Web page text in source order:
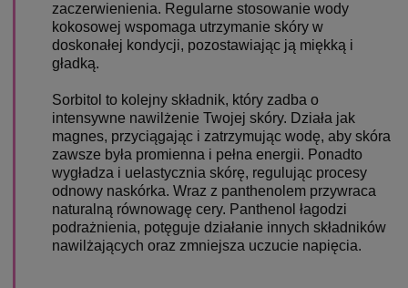
zaczerwienienia. Regularne stosowanie wody
kokosowej wspomaga utrzymanie skóry w
doskonałej kondycji, pozostawiając ją miękką i
gładką.
Sorbitol to kolejny składnik, który zadba o
intensywne nawilżenie Twojej skóry. Działa jak
magnes, przyciągając i zatrzymując wodę, aby skóra
zawsze była promienna i pełna energii. Ponadto
wygładza i uelastycznia skórę, regulując procesy
odnowy naskórka. Wraz z panthenolem przywraca
naturalną równowagę cery. Panthenol łagodzi
podrażnienia, potęguje działanie innych składników
nawilżających oraz zmniejsza uczucie napięcia.